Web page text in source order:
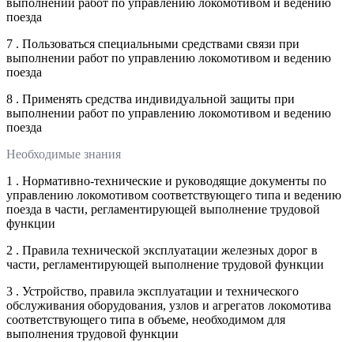
выполнении работ по управлению локомотивом и ведению
поезда
7 . Пользоваться специальными средствами связи при
выполнении работ по управлению локомотивом и ведению
поезда
8 . Применять средства индивидуальной защиты при
выполнении работ по управлению локомотивом и ведению
поезда
Необходимые знания
1 . Нормативно-технические и руководящие документы по
управлению локомотивом соответствующего типа и ведению
поезда в части, регламентирующей выполнение трудовой
функции
2 . Правила технической эксплуатации железных дорог в
части, регламентирующей выполнение трудовой функции
3 . Устройство, правила эксплуатации и технического
обслуживания оборудования, узлов и агрегатов локомотива
соответствующего типа в объеме, необходимом для
выполнения трудовой функции